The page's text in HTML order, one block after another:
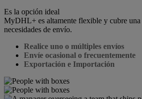
Es la opción ideal
MyDHL+ es altamente flexible y cubre una
necesidades de envío.
Realice uno o múltiples envíos
Envíe ocasional o frecuentemente
Exportación e Importación